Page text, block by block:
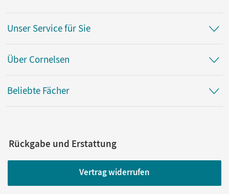
Unser Service für Sie
Über Cornelsen
Beliebte Fächer
Rückgabe und Erstattung
Vertrag widerrufen